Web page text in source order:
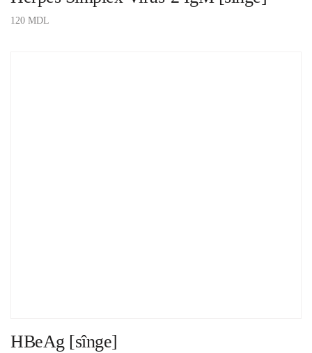
120 MDL
HBeAg [sînge]